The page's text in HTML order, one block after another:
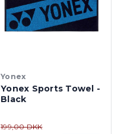
Yonex
Yonex Sports Towel -
Black
199,00 DKK